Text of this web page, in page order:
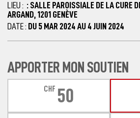
LIEU : : SALLE PAROISSIALE DE LA CURE
ARGAND, 1201 GENÈVE
DATE : DU 5 MAR 2024 AU 4 JUIN 2024
APPORTER MON SOUTIEN
CHF 50